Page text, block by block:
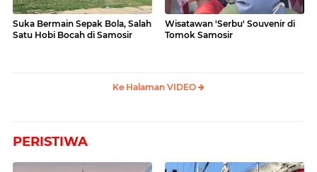
Suka Bermain Sepak Bola, Salah
Satu Hobi Bocah di Samosir
Wisatawan 'Serbu' Souvenir di
Tomok Samosir
Ke Halaman VIDEO
PERISTIWA